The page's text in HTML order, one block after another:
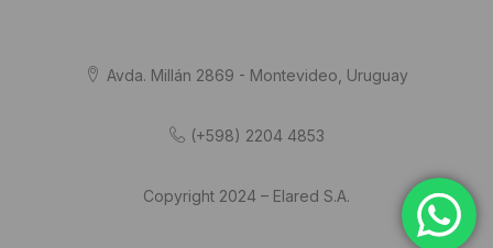
Avda. Millán 2869 - Montevideo, Uruguay
(+598) 2204 4853
Copyright 2024 – Elared S.A.